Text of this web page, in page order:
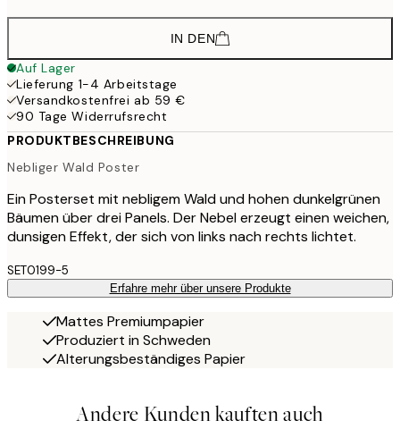
IN DEN
Auf Lager
Lieferung 1-4 Arbeitstage
Versandkostenfrei ab 59 €
90 Tage Widerrufsrecht
PRODUKTBESCHREIBUNG
Nebliger Wald Poster
Ein Posterset mit nebligem Wald und hohen dunkelgrünen
Bäumen über drei Panels. Der Nebel erzeugt einen weichen,
dunsigen Effekt, der sich von links nach rechts lichtet.
SET0199-5
Erfahre mehr über unsere Produkte
Mattes Premiumpapier
Produziert in Schweden
Alterungsbeständiges Papier
Andere Kunden kauften auch